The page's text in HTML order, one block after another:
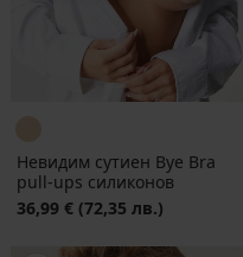
Невидим сутиен Bye Bra
pull-ups силиконов
36,99 € (72,35 лв.)